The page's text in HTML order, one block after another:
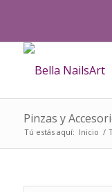
Pinzas y
Tú estás aquí: Inicio /